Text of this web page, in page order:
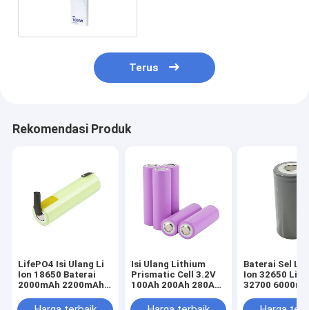
Terus
Rekomendasi Produk
LifePO4 Isi Ulang Li
Ion 18650 Baterai
2000mAh 2200mAh
Isi Ulang Lithium
Prismatic Cell 3.2V
100Ah 200Ah 280Ah
Baterai Sel
Ion 32650
32700